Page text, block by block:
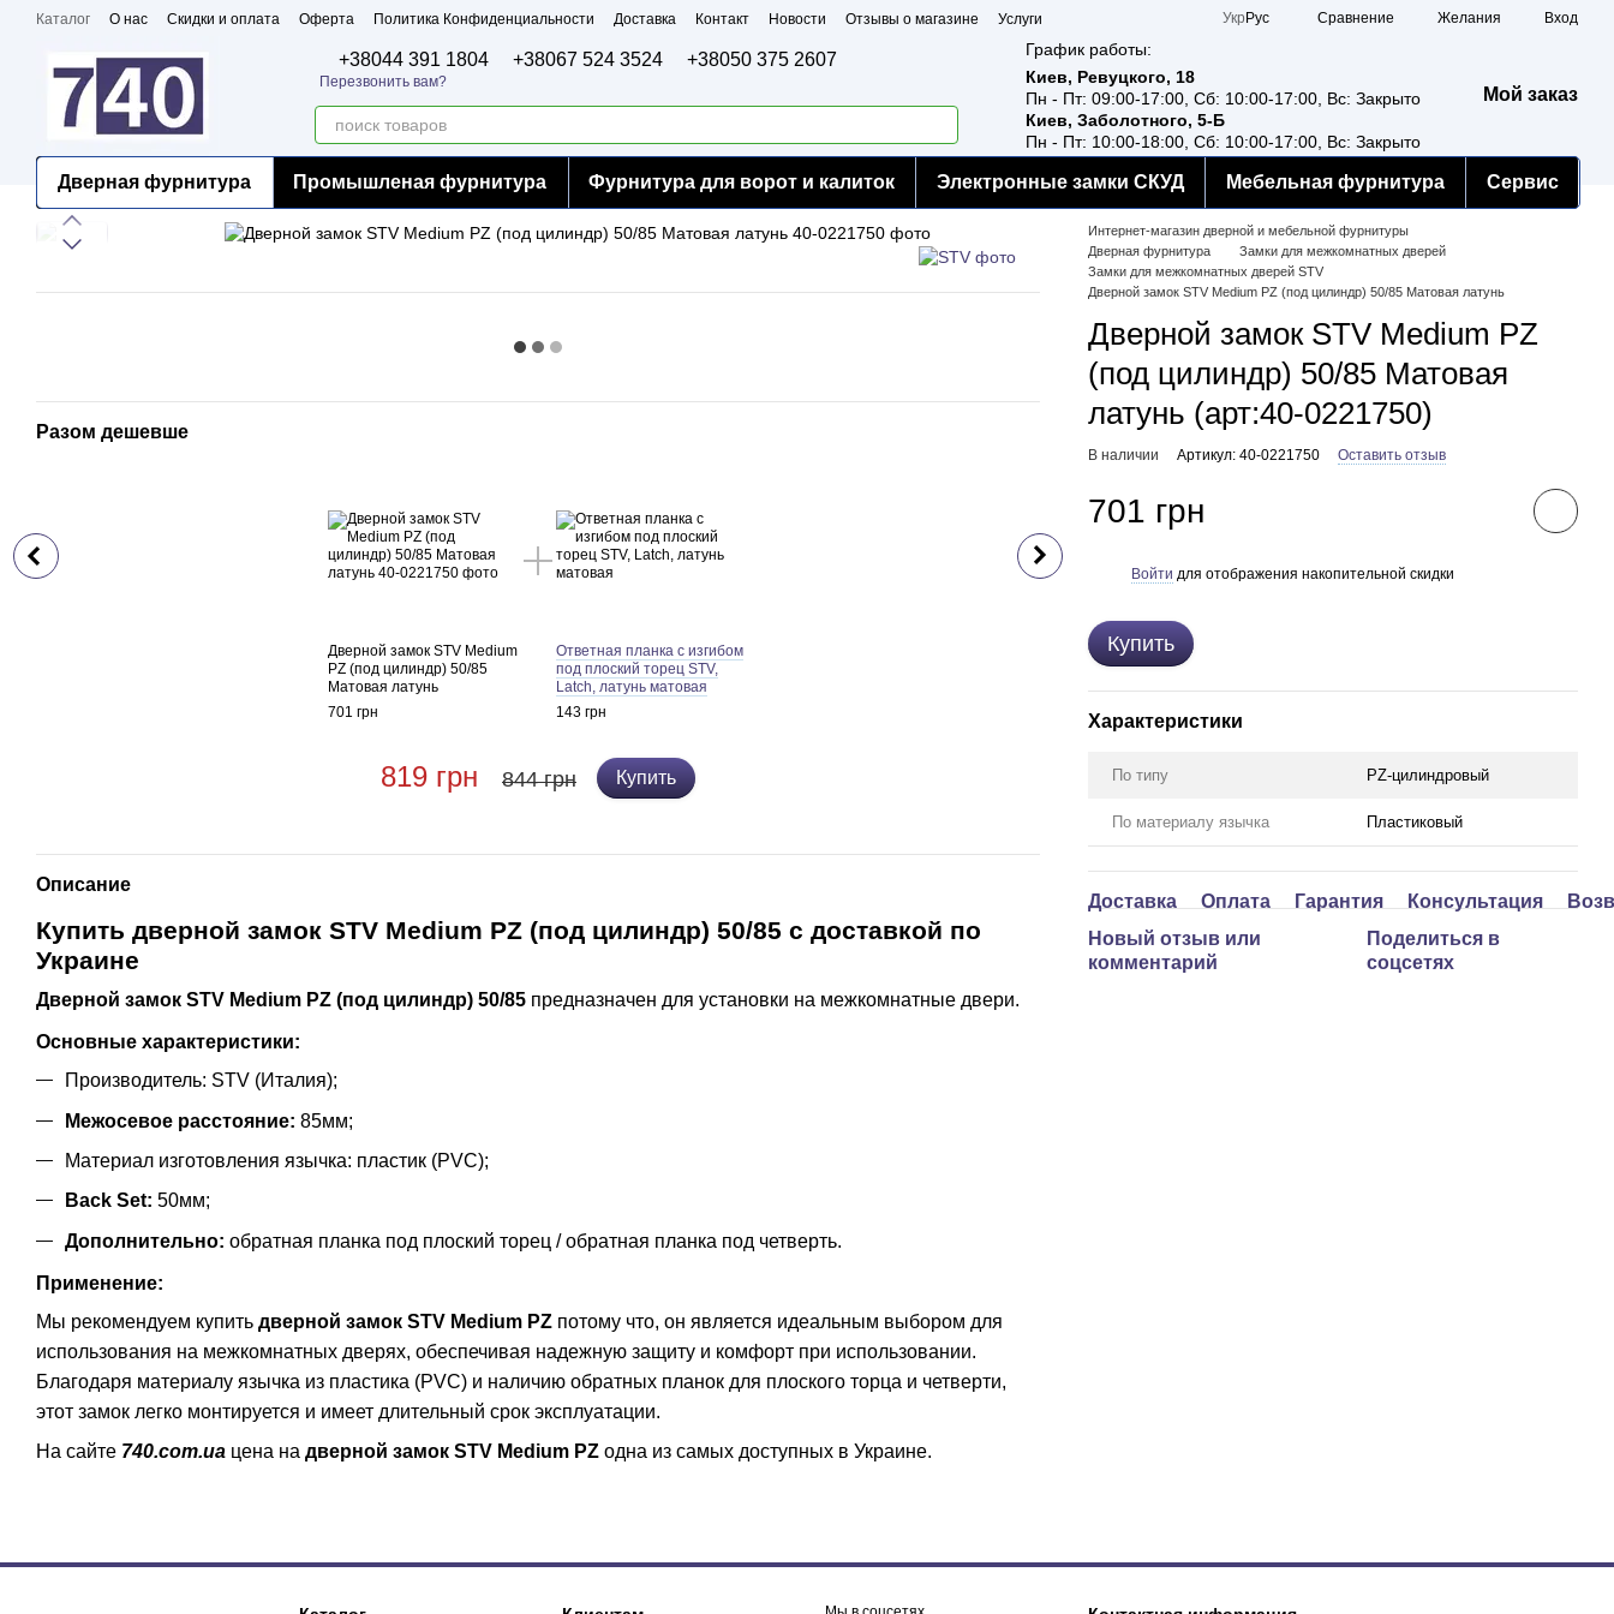
Перейти к основному контенту
Каталог О нас Скидки и оплата Оферта Политика Конфиденциальности Доставка Контакт Новости Отзывы о магазине
Услуги
Укр Рус Сравнение Желания Вход
+38044 391 1804 +38067 524 3524 +38050 375 2607
Перезвонить вам?
График работы:
Киев, Ревуцкого, 18
Пн - Пт: 09:00-17:00, Сб: 10:00-17:00, Вс: Закрыто
Киев, Заболотного, 5-Б
Пн - Пт: 10:00-18:00, Сб: 10:00-17:00, Вс: Закрыто
Мой заказ
Дверная фурнитура Промышленая фурнитура Фурнитура для ворот и калиток Электронные замки СКУД Мебельная фурнитура Сервис
Разом дешевше
Дверной замок STV Medium
PZ (под цилиндр) 50/85
Матовая латунь
701 грн
Ответная планка с изгибом
под плоский торец STV,
Latch, латунь матовая
143 грн
819 грн 844 грн Купить
Разом дешевше
Матовая латунь
2 078 грн
Описание
Купить дверной замок STV Medium PZ (под цилиндр) 50/85 с доставкой по
Украине
Дверной замок STV Medium PZ (под цилиндр) 50/85 предназначен для установки на межкомнатные двери.
Основные характеристики:
Производитель: STV (Италия);
Межосевое расстояние: 85мм;
Материал изготовления язычка: пластик (PVC);
Back Set: 50мм;
Дополнительно: обратная планка под плоский торец / обратная планка под четверть.
Применение:
Мы рекомендуем купить дверной замок STV Medium PZ потому что, он является идеальным выбором для
использования на межкомнатных дверях, обеспечивая надежную защиту и комфорт при использовании.
Благодаря материалу язычка из пластика (PVC) и наличию обратных планок для плоского торца и четверти,
этот замок легко монтируется и имеет длительный срок эксплуатации.
На сайте 740.com.ua цена на дверной замок STV Medium PZ одна из самых доступных в Украине.
Интернет-магазин дверной и мебельной фурнитуры
Дверная фурнитура
Замки для межкомнатных дверей
Замки для межкомнатных дверей STV
Дверной замок STV Medium PZ (под цилиндр) 50/85 Матовая латунь
Дверной замок STV Medium PZ
(под цилиндр) 50/85 Матовая
латунь (арт:40-0221750)
В наличии Артикул: 40-0221750 Оставить отзыв
701 грн
Войти для отображения накопительной скидки
Купить
Характеристики
По типу PZ-цилиндровый
По материалу язычка Пластиковый
Доставка Оплата Гарантия Консультация
Новый отзыв или
комментарий
Поделиться в
соцсетях